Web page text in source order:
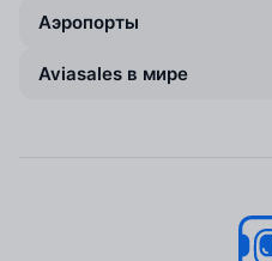
Аэропорты
Aviasales в мире